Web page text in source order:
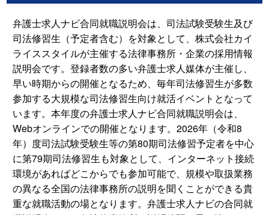
弁護士求人ナビ合同就職説明会は、司法試験受験生及び
司法修習生（予定者含む）を対象として、株式会社カイ
ライススタイルが主催する法律事務所・企業の採用情報
説明会です。登録者数の多い弁護士求人媒体が主催し、
早い時期からの開催となるため、毎年司法修習生が多数
参加する大規模な司法修習生向け就活イベントとなって
います。本年度の弁護士求人ナビ合同就職説明会は、
Webオンラインでの開催となります。2026年（令和8
年）度司法試験受験生等の第80期司法修習予定者を中心
に第79期司法修習生も対象として、インターネット接続
環境があればどこからでも参加可能で、規模や取扱業務
の異なる全国の法律事務所の説明を聞くことができる貴
重な就職活動の場となります。弁護士求人ナビの合同就